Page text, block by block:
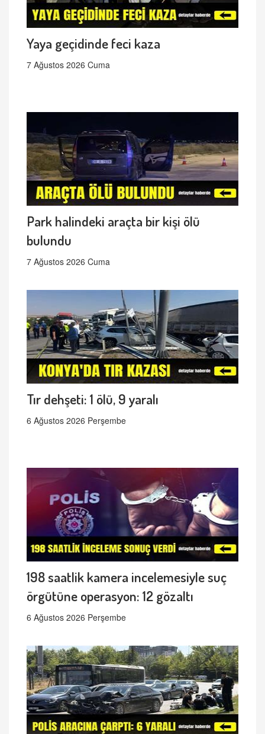
Yaya geçidinde feci kaza
7 Ağustos 2026 Cuma
Park halindeki araçta bir kişi ölü
bulundu
7 Ağustos 2026 Cuma
Tır dehşeti: 1 ölü, 9 yaralı
6 Ağustos 2026 Perşembe
198 saatlik kamera incelemesiyle suç
örgütüne operasyon: 12 gözaltı
6 Ağustos 2026 Perşembe